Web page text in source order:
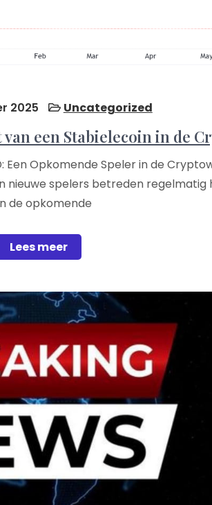
2025 Uncategorized
van een Stabielecoin in de
Een Opkomende Speler in de
spelers betreden regelmatig
de opkomende
Lees meer